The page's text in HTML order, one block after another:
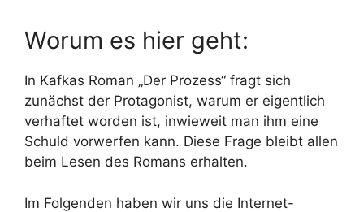
Worum es hier geht:
In Kafkas Roman „Der Prozess“ fragt sich
zunächst der Protagonist, warum er eigentlich
verhaftet worden ist, inwieweit man ihm eine
Schuld vorwerfen kann. Diese Frage bleibt allen
beim Lesen des Romans erhalten.
Im Folgenden haben wir uns die Internet-